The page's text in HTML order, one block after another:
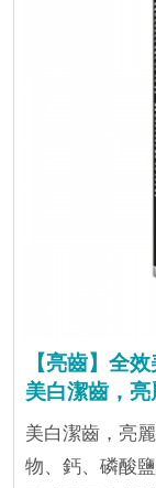
【亮齒】全
美白潔齒，亮
美白潔齒，亮
物、鈣、磷酸